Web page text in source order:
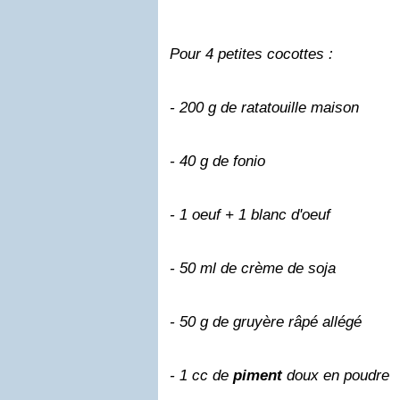
Pour 4 petites cocottes :
- 200 g de ratatouille maison
- 40 g de fonio
- 1 oeuf + 1 blanc d'oeuf
- 50 ml de crème de soja
- 50 g de gruyère râpé allégé
- 1 cc de pimentdoux en poudre